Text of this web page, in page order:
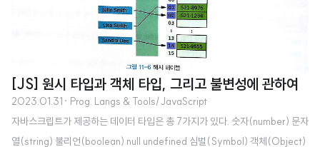
[JS] 원시 타입과 객체 타입, 그리고 불변성에 관하여
2023.01.31 · Prog. Langs & Tools/JavaScript
자바스크립트가 제공하는 데이터 타입은 총 7가지가 있다. 숫자(number) 문자
열(string) 불리언(boolean) null undefined 심벌(Symbol) 객체(Object)